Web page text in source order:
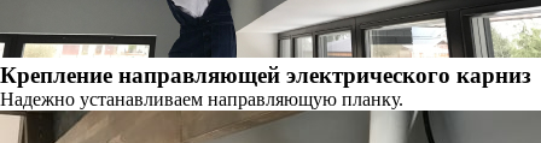
Крепление направляющей электрического карниз
Надежно устанавливаем направляющую планку.